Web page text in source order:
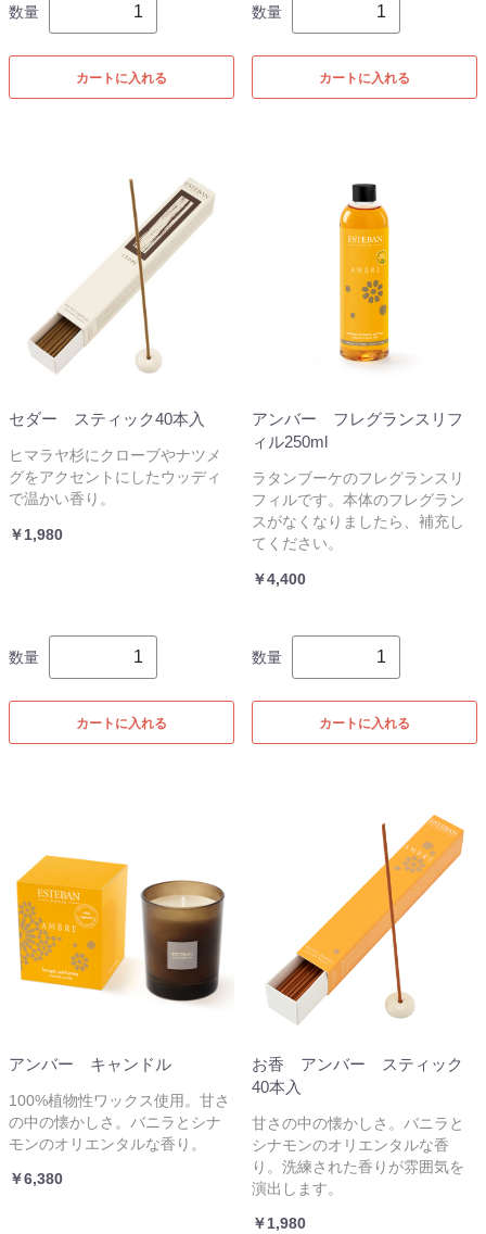
数量
カートに入れる
数量
カートに入れる
セダー スティック40本入
ヒマラヤ杉にクローブやナツメ
グをアクセントにしたウッディ
で温かい香り。
￥1,980
数量
カートに入れる
アンバー フレグランスリフ
ィル250ml
ラタンブーケのフレグランスリ
フィルです。本体のフレグラン
スがなくなりましたら、補充し
てください。
￥4,400
数量
カートに入れる
アンバー キャンドル
100%植物性ワックス使用。甘さ
の中の懐かしさ。バニラとシナ
モンのオリエンタルな香り。
￥6,380
お香 アンバー スティック
40本入
甘さの中の懐かしさ。バニラと
シナモンのオリエンタルな香
り。洗練された香りが雰囲気を
演出します。
￥1,980